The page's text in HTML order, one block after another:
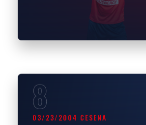
8
03/23/2004 CESENA